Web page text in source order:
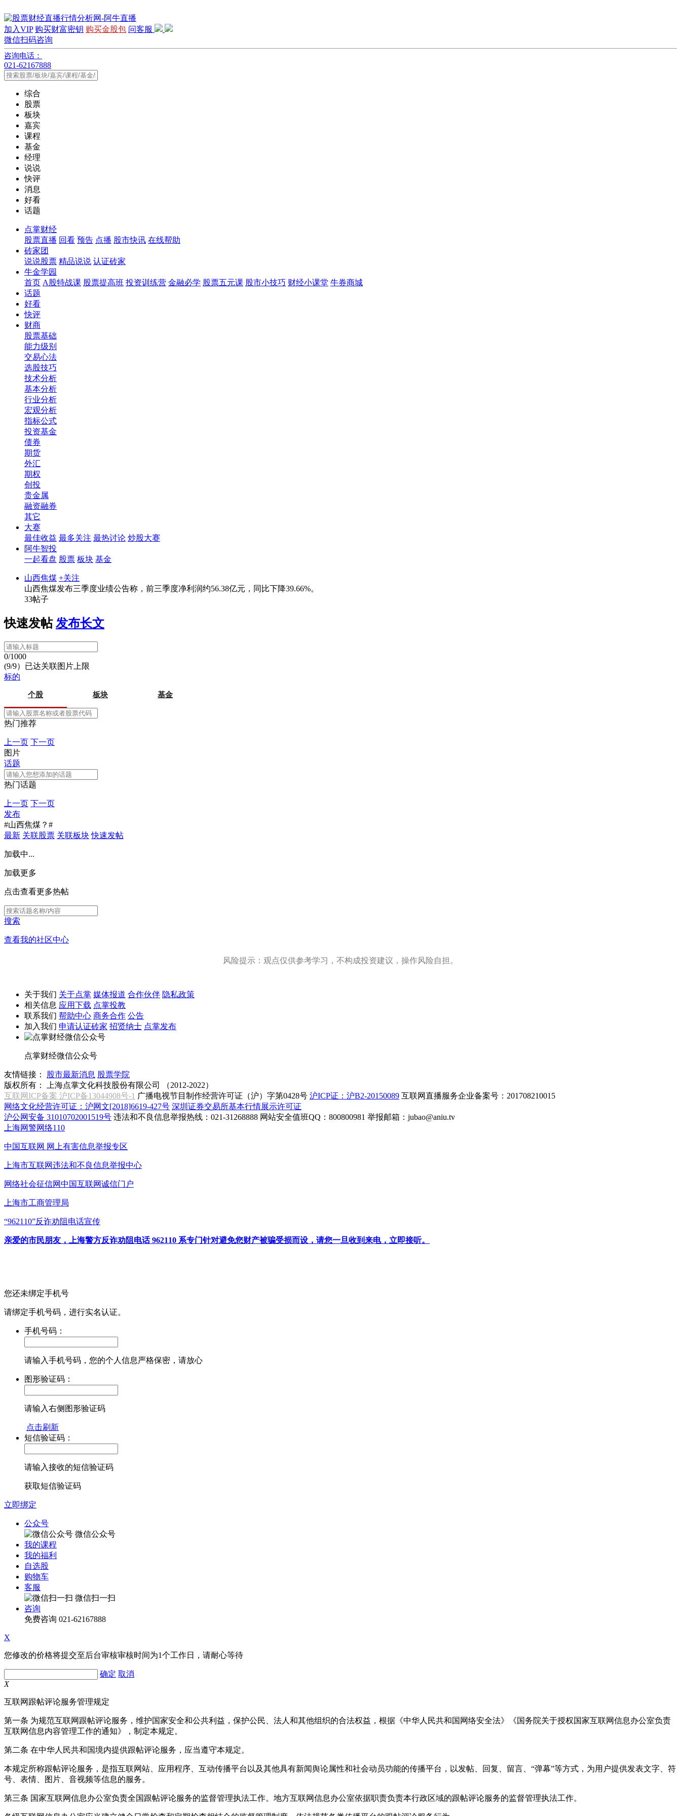
加入VIP 购买财富密钥 购买金股包 问客服
微信扫码咨询
咨询电话：
021-62167888
综合
股票
板块
嘉宾
课程
基金
经理
说说
快评
消息
好看
话题
点掌财经
股票直播 回看 预告 点播 股市快讯 在线帮助
砖家团
说说股票 精品说说 认证砖家
牛金学园
首页 A股特战课 股票提高班 投资训练营 金融必学 股票五元课 股市小技巧 财经小课堂 牛券商城
话题
好看
快评
财商
股票基础
能力级别
交易心法
选股技巧
技术分析
基本分析
行业分析
宏观分析
指标公式
投资基金
债券
期货
外汇
期权
创投
贵金属
融资融券
其它
大赛
最佳收益 最多关注 最热讨论 炒股大赛
阿牛智投
一起看盘 股票 板块 基金
山西焦煤 +关注
山西焦煤发布三季度业绩公告称，前三季度净利润约56.38亿元，同比下降39.66%。
33帖子
快速发帖 发布长文
0/1000
(9/9）已达关联图片上限
标的
个股 板块 基金
热门推荐
上一页 下一页
图片
话题
热门话题
上一页 下一页
发布
#山西焦煤？#
最新 关联股票 关联板块 快速发帖
加载中...
加载更多
点击查看更多热帖
搜索
查看我的社区中心
风险提示：观点仅供参考学习，不构成投资建议，操作风险自担。
关于我们 关于点掌 媒体报道 合作伙伴 隐私政策
相关信息 应用下载 点掌投教
联系我们 帮助中心 商务合作 公告
加入我们 申请认证砖家 招贤纳士 点掌发布
点掌财经微信公众号
友情链接： 股市最新消息 股票学院
版权所有：
上海点掌文化科技股份有限公司 （2012-2022）
互联网ICP备案 沪ICP备13044908号-1 广播电视节目制作经营许可证（沪）字第0428号 沪ICP证：沪B2-20150089 互联网直播服务企业备案号：201708210015
网络文化经营许可证：沪网文[2018]6619-427号 深圳证券交易所基本行情展示许可证
沪公网安备 31010702001519号 违法和不良信息举报热线：021-31268888 网站安全值班QQ：800800981 举报邮箱： jubao@aniu.tv
上海网警网络110
中国互联网 网上有害信息举报专区
上海市互联网违法和不良信息举报中心
网络社会征信网中国互联网诚信门户
上海市工商管理局
“962110”反诈劝阻电话宣传
亲爱的市民朋友，上海警方反诈劝阻电话 962110 系专门针对避免您财产被骗受损而设，请您一旦收到来电，立即接听。
您还未绑定手机号
请绑定手机号码，进行实名认证。
手机号码：
请输入手机号码，您的个人信息严格保密，请放心
图形验证码：
请输入右侧图形验证码
点击刷新
短信验证码：
请输入接收的短信验证码
获取短信验证码
立即绑定
公众号
微信公众号
我的课程
我的福利
自选股
购物车
客服
微信扫一扫
咨询
免费咨询 021-62167888
X
您修改的价格将提交至后台审核审核时间为1个工作日，请耐心等待
确定 取消
X
互联网跟帖评论服务管理规定
第一条 为规范互联网跟帖评论服务，维护国家安全和公共利益，保护公民、法人和其他组织的合法权益，根据《中华人民共和国网络安全法》《国务院关于授权国家互联网信息办公室负责
互联网信息内容管理工作的通知》，制定本规定。
第二条 在中华人民共和国境内提供跟帖评论服务，应当遵守本规定。
本规定所称跟帖评论服务，是指互联网站、应用程序、互动传播平台以及其他具有新闻舆论属性和社会动员功能的传播平台，以发帖、回复、留言、“弹幕”等方式，为用户提供发表文字、符
号、表情、图片、音视频等信息的服务。
第三条 国家互联网信息办公室负责全国跟帖评论服务的监督管理执法工作。地方互联网信息办公室依据职责负责本行政区域的跟帖评论服务的监督管理执法工作。